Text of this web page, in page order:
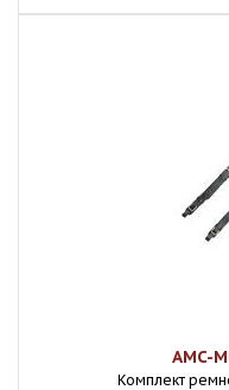
AMC-
Комплект